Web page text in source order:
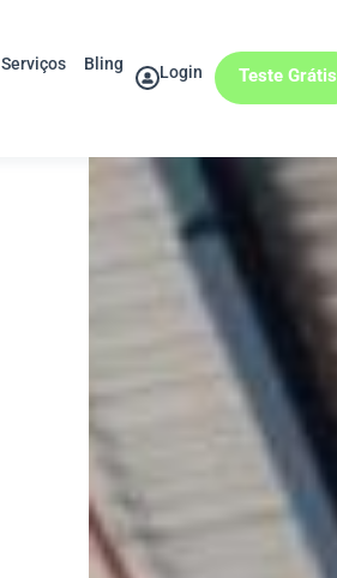
Serviços Bling Login Teste Grátis